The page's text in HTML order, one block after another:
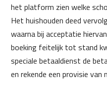
het platform zien welke
Het huishouden deed
waarna bij acceptatie
boeking feitelijk tot stand
speciale betaaldienst de
en rekende een provisie van